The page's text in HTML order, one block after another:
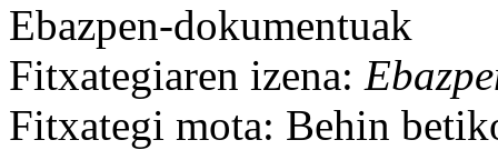
Ebazpen-dokumentuak
Fitxategiaren izena:
Fitxategi mota: Behin